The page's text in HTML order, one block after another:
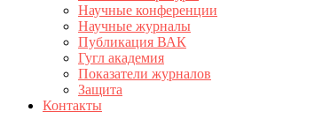
Научные конференции
Научные журналы
Публикация ВАК
Гугл академия
Показатели журналов
Защита
Контакты